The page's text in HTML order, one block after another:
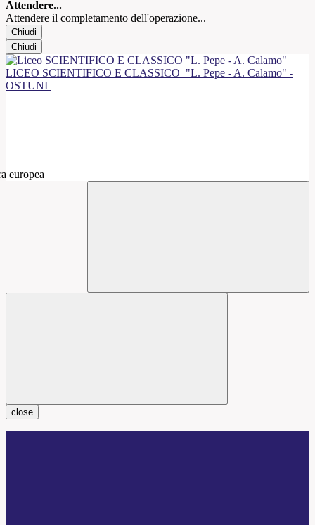
Attendere...
Attendere il completamento dell'operazione...
Chiudi
Chiudi
LICEO SCIENTIFICO E CLASSICO "L. Pepe - A. Calamo" -
OSTUNI
close